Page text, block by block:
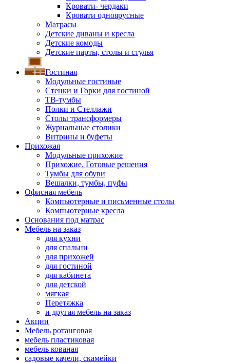
Кровати- чердаки
Кровати одноярусные
Матрасы
Детские диваны и кресла
Детские комоды
Детские парты, столы и стулья
Гостиная
Модульные гостиные
Стенки и Горки для гостиной
ТВ-тумбы
Полки и Стеллажи
Столы трансформеры
Журнальные столики
Витрины и буфеты
Прихожая
Модульные прихожие
Прихожие. Готовые решения
Тумбы для обуви
Вешалки, тумбы, пуфы
Офисная мебель
Компьютерные и письменные столы
Компьютерные кресла
Основания под матрас
Мебель на заказ
для кухни
для спальни
для прихожей
для гостиной
для кабинета
для детской
мягкая
Перетяжка
и другая мебель на заказ
Акции
Мебель ротанговая
мебель пластиковая
мебель кованая
садовые качели, скамейки